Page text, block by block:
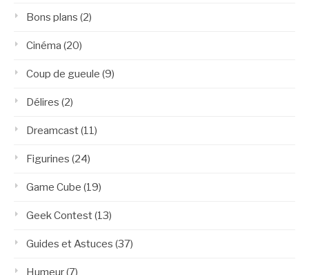
Bons plans (2)
Cinéma (20)
Coup de gueule (9)
Délires (2)
Dreamcast(11)
Figurines (24)
Game Cube (19)
Geek Contest(13)
Guides et Astuces (37)
Humeur(7)